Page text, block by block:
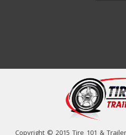
Copyright © 2015 Tire 101 &